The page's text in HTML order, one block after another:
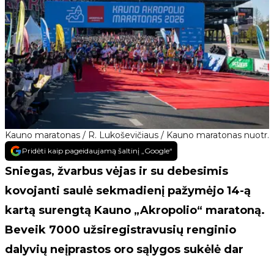
Kauno maratonas / R. Lukoševičiaus / Kauno maratonas nuotr.
Pridėti kaip pageidaujamą šaltinį „Google“
Sniegas, žvarbus vėjas ir su debesimis
kovojanti saulė sekmadienį pažymėjo 14-ą
kartą surengtą Kauno „Akropolio“ maratoną.
Beveik 7000 užsiregistravusių renginio
dalyvių neįprastos oro sąlygos sukėlė dar